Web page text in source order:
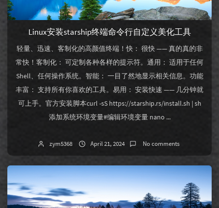
Linux安装starship终端命令行自定义美化工具
轻量、迅速、客制化的高颜值终端！快： 很快 —— 真的真的非
常快！客制化： 可定制各种各样的提示符。通用： 适用于任何
Shell、任何操作系统。智能： 一目了然地显示相关信息。功能
丰富： 支持所有你喜欢的工具。易用： 安装快速 —— 几分钟就
可上手。官方安装脚本curl -sS https://starship.rs/install.sh | sh
添加系统环境变量#编辑环境变量 nano ...
zym5368 April 21, 2024 No comments